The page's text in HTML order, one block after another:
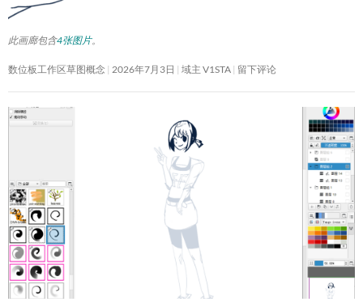
此画廊包含4张图片。
数位板工作区草图概念 2026年7月3日 域主 V1STA 留下评论